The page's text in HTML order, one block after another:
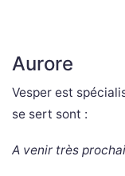
Aurore
Vesper est
se sert sont :
A venir très